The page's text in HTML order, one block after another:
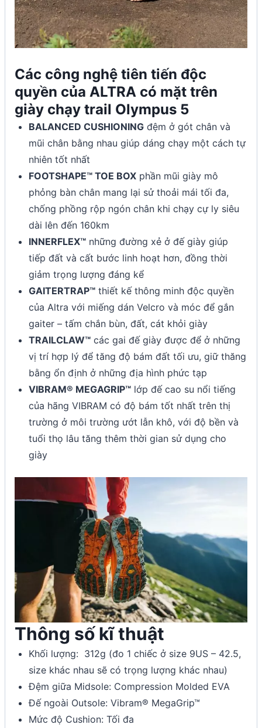
Các công nghệ tiên tiến độc
quyền của ALTRA có mặt trên
giày chạy trail Olympus 5
BALANCED CUSHIONING đệm ở gót chân và
mũi chân bằng nhau giúp dáng chạy một cách tự
nhiên tốt nhất
FOOTSHAPE™ TOE BOX phần mũi giày mô
phỏng bàn chân mang lại sử thoải mái tối đa,
chống phồng rộp ngón chân khi chạy cự ly siêu
dài lên đến 160km
INNERFLEX™ những đường xẻ ở đế giày giúp
tiếp đất và cất bước linh hoạt hơn, đồng thời
giảm trọng lượng đáng kể
GAITERTRAP™ thiết kế thông minh độc quyền
của Altra với miếng dán Velcro và móc để gắn
gaiter – tấm chắn bùn, đất, cát khỏi giày
TRAILCLAW™ các gai đế giày được để ở những
vị trí hợp lý để tăng độ bám đất tối ưu, giữ thăng
bằng ổn định ở những địa hình phức tạp
VIBRAM® MEGAGRIP™ lớp đế cao su nổi tiếng
của hãng VIBRAM có độ bám tốt nhất trên thị
trường ở môi trường ướt lẫn khô, với độ bền và
tuổi thọ lâu tăng thêm thời gian sử dụng cho
giày
Thông số kĩ thuật
Khối lượng: 312g (đo 1 chiếc ở size 9US – 42.5,
size khác nhau sẽ có trọng lượng khác nhau)
Đệm giữa Midsole: Compression Molded EVA
Đế ngoài Outsole: Vibram® MegaGrip™
Mức độ Cushion: Tối đa